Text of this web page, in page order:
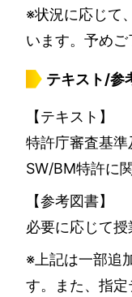
※状況に応じて
います。予めご
テキスト/参
【テキスト】
特許庁審査基
SW/BM特許に
【参考図書】
必要に応じて
※上記は一部追
す。また、指定